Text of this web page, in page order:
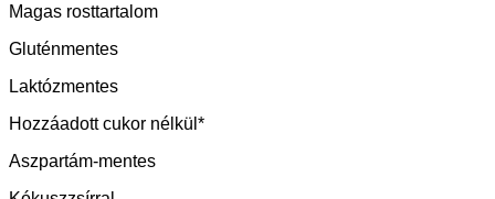
Magas rosttartalom
Gluténmentes
Laktózmentes
Hozzáadott cukor nélkül*
Aszpartám-mentes